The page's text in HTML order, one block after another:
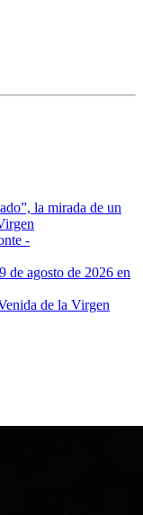
la mirada de un
-
de agosto de 2026 en
de la Virgen